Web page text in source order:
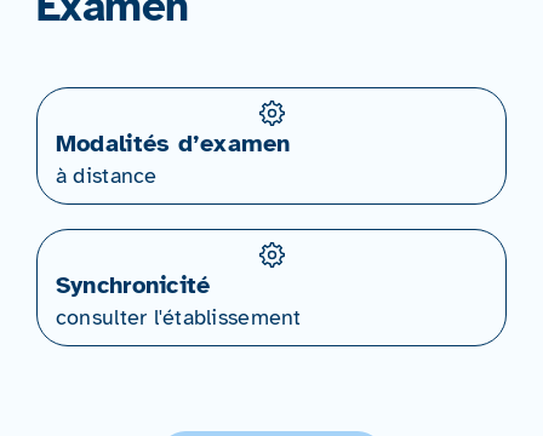
Modalités d’examen
à distance
Synchronicité
consulter l'établissement